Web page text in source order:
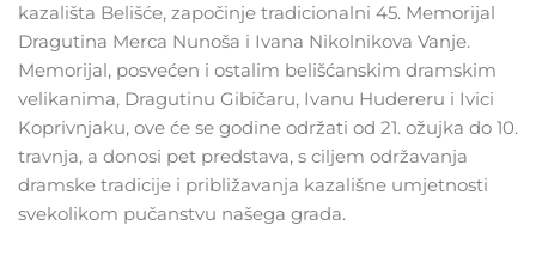
kazališta Belišće, započinje tradicionalni 45. Memorijal
Dragutina Merca Nunoša i Ivana Nikolnikova Vanje.
Memorijal, posvećen i ostalim belišćanskim dramskim
velikanima, Dragutinu Gibičaru, Ivanu Hudereru i Ivici
Koprivnjaku, ove će se godine održati od 21. ožujka do 10.
travnja, a donosi pet predstava, s ciljem održavanja
dramske tradicije i približavanja kazališne umjetnosti
svekolikom pučanstvu našega grada.